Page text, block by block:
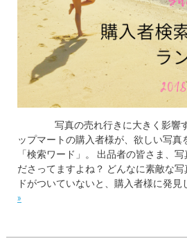
写真の売れ行きに大きく影響す
ップマートの購入者様が、欲しい写真
「検索ワード」。 出品者の皆さま、
ださってますよね？ どんなに素敵な
ドがついていないと、購入者様に発
»